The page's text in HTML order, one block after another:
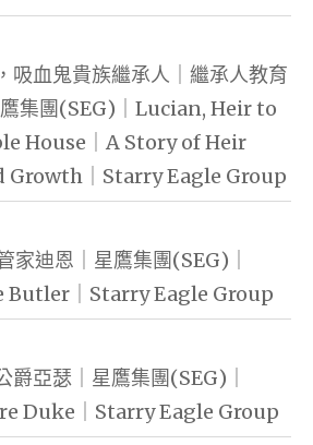
吸血鬼貴族繼承人｜繼承人教育
集團(SEG)｜Lucian, Heir to
House｜A Story of Heir
Growth｜Starry Eagle Group
家迪恩｜星鷹集團(SEG)｜
Butler｜Starry Eagle Group
爵亞瑟｜星鷹集團(SEG)｜
Duke｜Starry Eagle Group